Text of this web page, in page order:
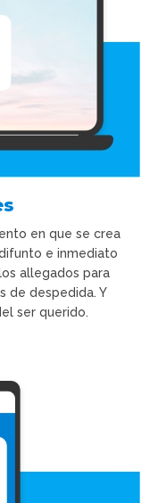
en que se crea
e inmediato
allegados para
de despedida. Y
ser querido.